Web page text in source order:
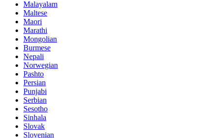
Malayalam
Maltese
Maori
Marathi
Mongolian
Burmese
Nepali
Norwegian
Pashto
Persian
Punjabi
Serbian
Sesotho
Sinhala
Slovak
Slovenian